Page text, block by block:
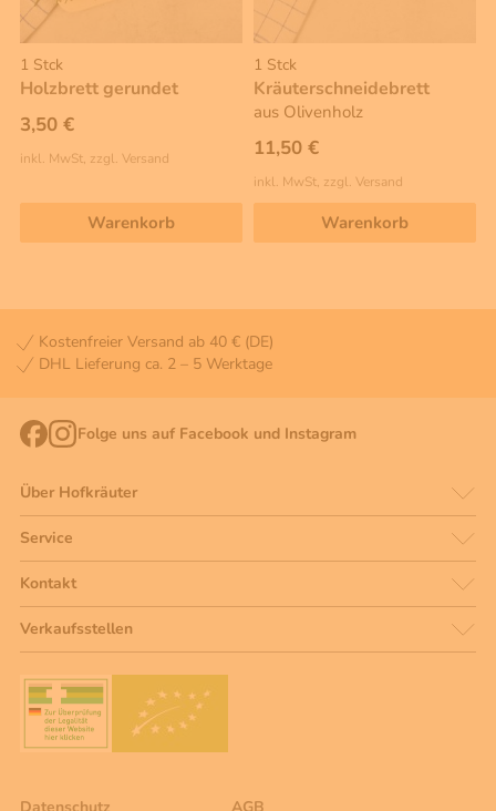
1 Stck
Holzbrett gerundet
3,50 €
inkl. MwSt, zzgl. Versand
Warenkorb
1 Stck
Kräuterschneidebrett
aus Olivenholz
11,50 €
inkl. MwSt, zzgl. Versand
Warenkorb
Kostenfreier Versand ab 40 € (DE)
DHL Lieferung ca. 2 – 5 Werktage
Folge uns auf Facebook und Instagram
Über Hofkräuter
Service
Kontakt
Verkaufsstellen